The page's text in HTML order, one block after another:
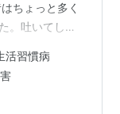
ちょっと多く
。吐いてしま
ご飯を食す時
た。 うん、発
すときもあ
活習慣病